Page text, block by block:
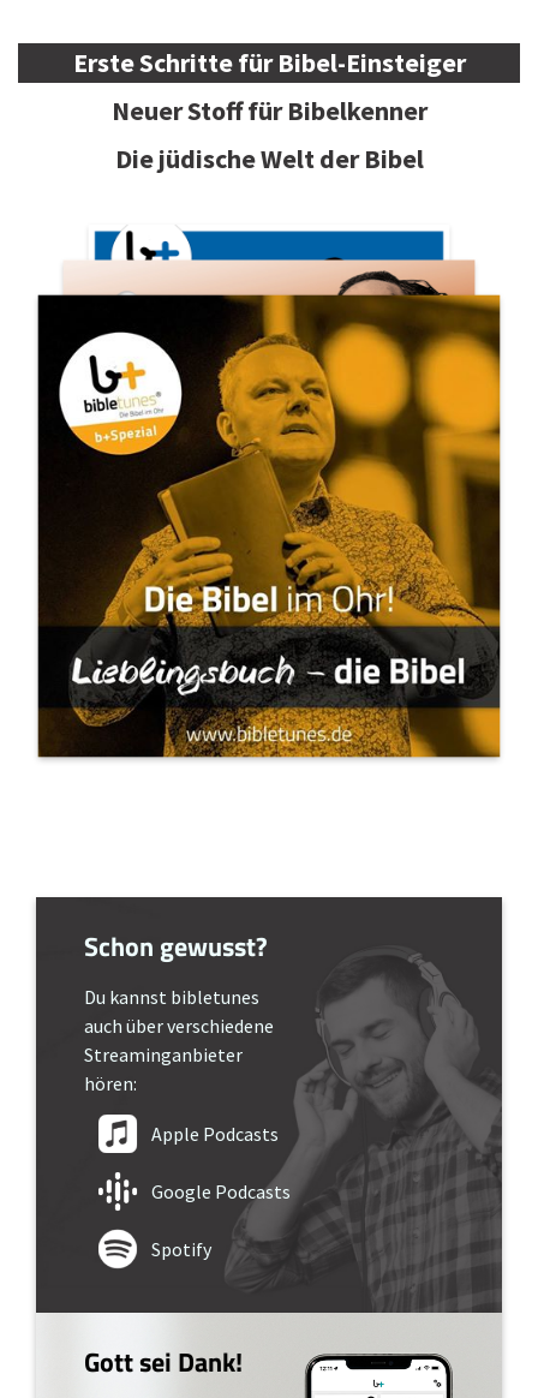
Erste Schritte für Bibel-Einsteiger
Neuer Stoff für Bibelkenner
Die jüdische Welt der Bibel
Schon gewusst?
Du kannst bibletunes
auch über verschiedene
Streaminganbieter
hören:
Apple Podcasts
Google Podcasts
Spotify
Gott sei Dank!